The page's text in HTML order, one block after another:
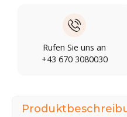
Rufen Sie uns an
+43 670 3080030